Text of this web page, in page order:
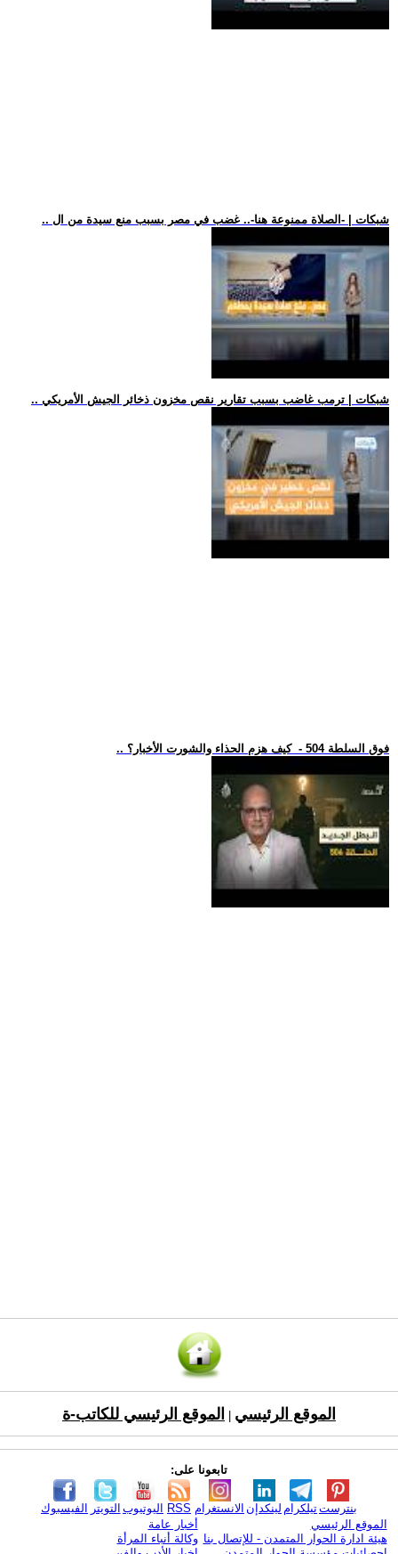
.. شبكات | -الصلاة ممنوعة هنا-.. غضب في مصر بسبب منع سيدة من ال
.. شبكات | ترمب غاضب بسبب تقارير نقص مخزون ذخائر الجيش الأمريكي
.. فوق السلطة 504 - كيف هزم الحذاء والشورت الأخبار؟
الموقع الرئيسي الموقع الرئيسي للكاتب-ة
تابعونا على:
الفيسبوك التويتر اليوتيوب RSS الانستغرام لينكدإن تيلكرامبنترست
الموقع الرئيسي
هيئة ادارة الحوار المتمدن - للإتصال بنا
أخبار عامة
وكالة أنباء المرأة